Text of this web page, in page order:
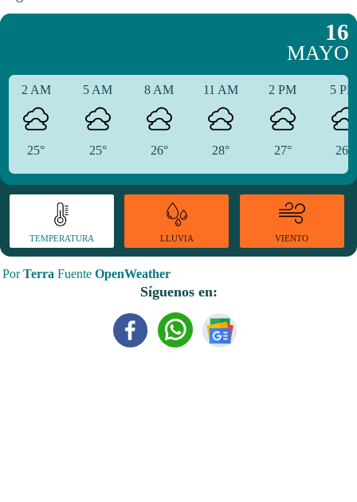
16
MAYO
2 AM
25°
5 AM
25°
8 AM
26°
11 AM
28°
2 PM
27°
5
26°
TEMPERATURA LLUVIA VIENTO
PorTerra Fuente OpenWeather
Síguenos en: